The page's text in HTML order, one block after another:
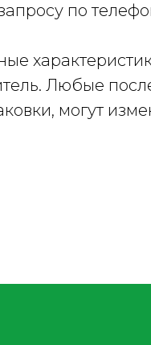
по
Любые
могут